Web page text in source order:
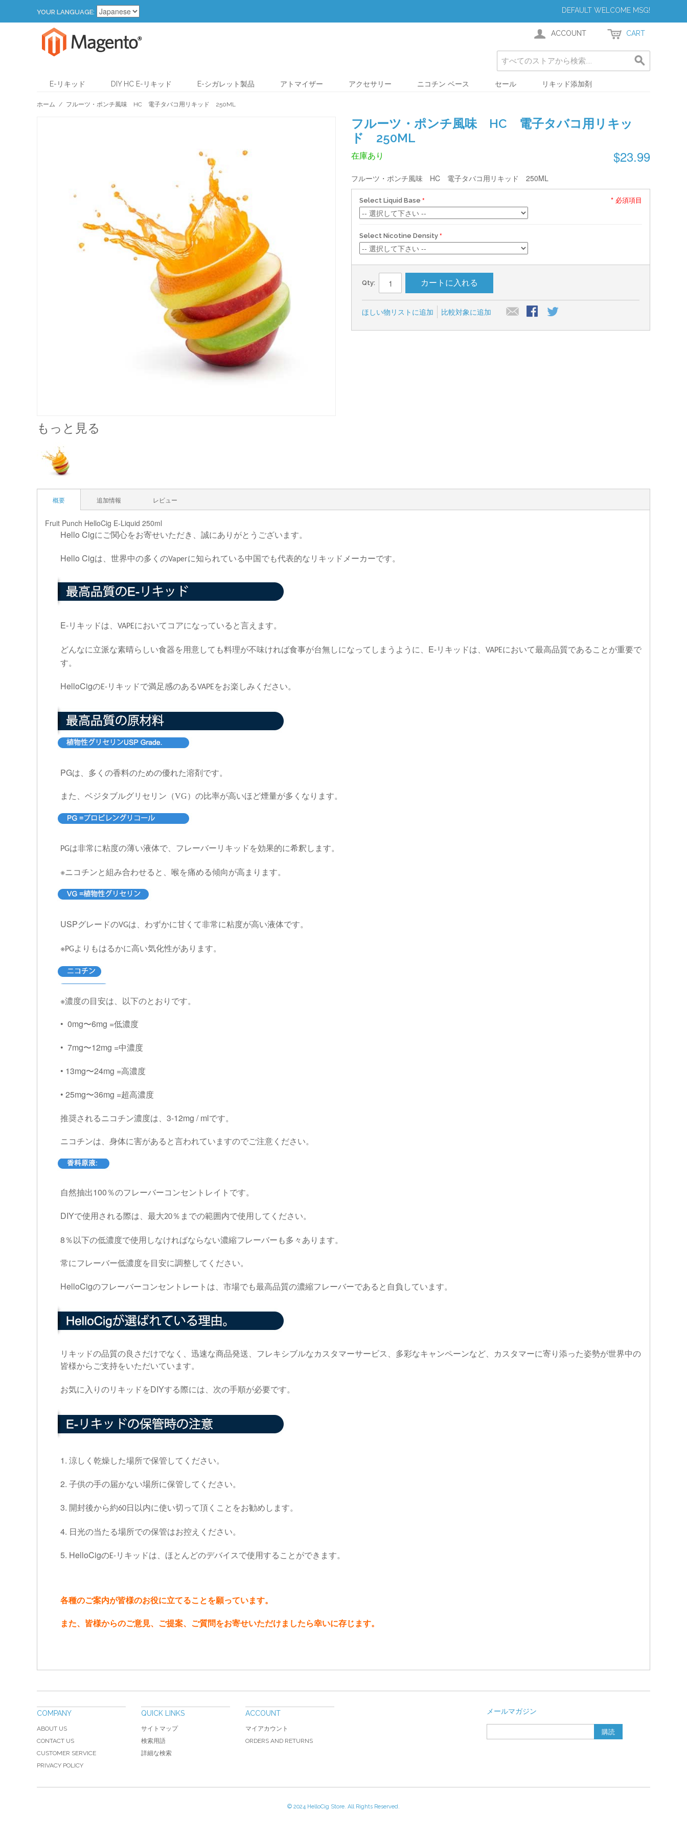
YOUR LANGUAGE: DEFAULT WELCOME MSG!
ACCOUNT CART
E-リキッド DIY HC E-リキッド E-シガレット製品 アトマイザー アクセサリー ニコチン ベース セール リキッド添加剤
ホーム / フルーツ・ポンチ風味 HC 電子タバコ用リキッド 250ML
もっと見る
フルーツ・ポンチ風味 HC 電子タバコ用リキッ
ド 250ML
$23.99
在庫あり
フルーツ・ポンチ風味 HC 電子タバコ用リキッド 250ML
Select Liquid Base
Select Nicotine Density
* 必須項目
Qty: カートに入れる
ほしい物リストに追加 比較対象に追加
概要 追加情報 レビュー
Fruit Punch HelloCig E-Liquid 250ml
Hello Cigにご関心をお寄せいただき、誠にありがとうございます。
Hello Cigは、世界中の多くのVaperに知られている中国でも代表的なリキッドメーカーです。
E-リキッドは、 VAPEにおいてコアになっていると言えます。
どんなに立派な素晴らしい食器を用意しても料理が不味ければ食事が台無しになってしまうように、 E-リキッドは、 VAPEにおいて最高品質であることが重要で
す。
HelloCigのE-リキッドで満足感のあるVAPEをお楽しみください。
PGは、多くの香料のための優れた溶剤です。
また、ベジタブルグリセリン（VG）の比率が高いほど煙量が多くなります。
PGは非常に粘度の薄い液体で、フレーバーリキッドを効果的に希釈します。
※ニコチンと組み合わせると、喉を痛める傾向が高まります。
USPグレードのVGは、わずかに甘くて非常に粘度が高い液体です。
※PGよりもはるかに高い気化性があります。
※濃度の目安は、以下のとおりです。
• 0mg〜6mg =低濃度
• 7mg〜12mg =中濃度
• 13mg〜24mg =高濃度
• 25mg〜36mg =超高濃度
推奨されるニコチン濃度は、 3-12mg / mlです。
ニコチンは、身体に害があると言われていますのでご注意ください。
自然抽出100 ％のフレーバーコンセントレイトです。
DIYで使用される際は、最大20％までの範囲内で使用してください。
8 ％以下の低濃度で使用しなければならない濃縮フレーバーも多々あります。
常にフレーバー低濃度を目安に調整してください。
HelloCigのフレーバーコンセントレートは、市場でも最高品質の濃縮フレーバーであると自負しています。
リキッドの品質の良さだけでなく、迅速な商品発送、フレキシブルなカスタマーサービス、多彩なキャンペーンなど、カスタマーに寄り添った姿勢が世界中の
皆様からご支持をいただいています。
お気に入りのリキッドをDIYする際には、次の手順が必要です。
1. 涼しく乾燥した場所で保管してください。
2. 子供の手の届かない場所に保管してください。
3. 開封後から約60日以内に使い切って頂くことをお勧めします。
4. 日光の当たる場所での保管はお控えください。
5. HelloCigのE-リキッドは、ほとんどのデバイスで使用することができます。
各種のご案内が皆様のお役に立てることを願っています。
また、皆様からのご意見、ご提案、ご質問をお寄せいただけましたら幸いに存じます。
メールマガジン
購読
COMPANY
ABOUT US
CONTACT US
CUSTOMER SERVICE
PRIVACY POLICY
QUICK LINKS
サイトマップ
検索用語
詳細な検索
ACCOUNT
マイアカウント
ORDERS AND RETURNS
© 2024 HelloCig Store. All Rights Reserved.